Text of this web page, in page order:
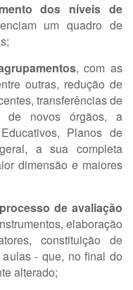
dos níveis de
um quadro de
, com as
outras, redução de
transferências de
de novos órgãos, a
Planos de
a sua completa
dimensão e maiores
de avaliação
elaboração
constituição de
- que, no final do
alterado;